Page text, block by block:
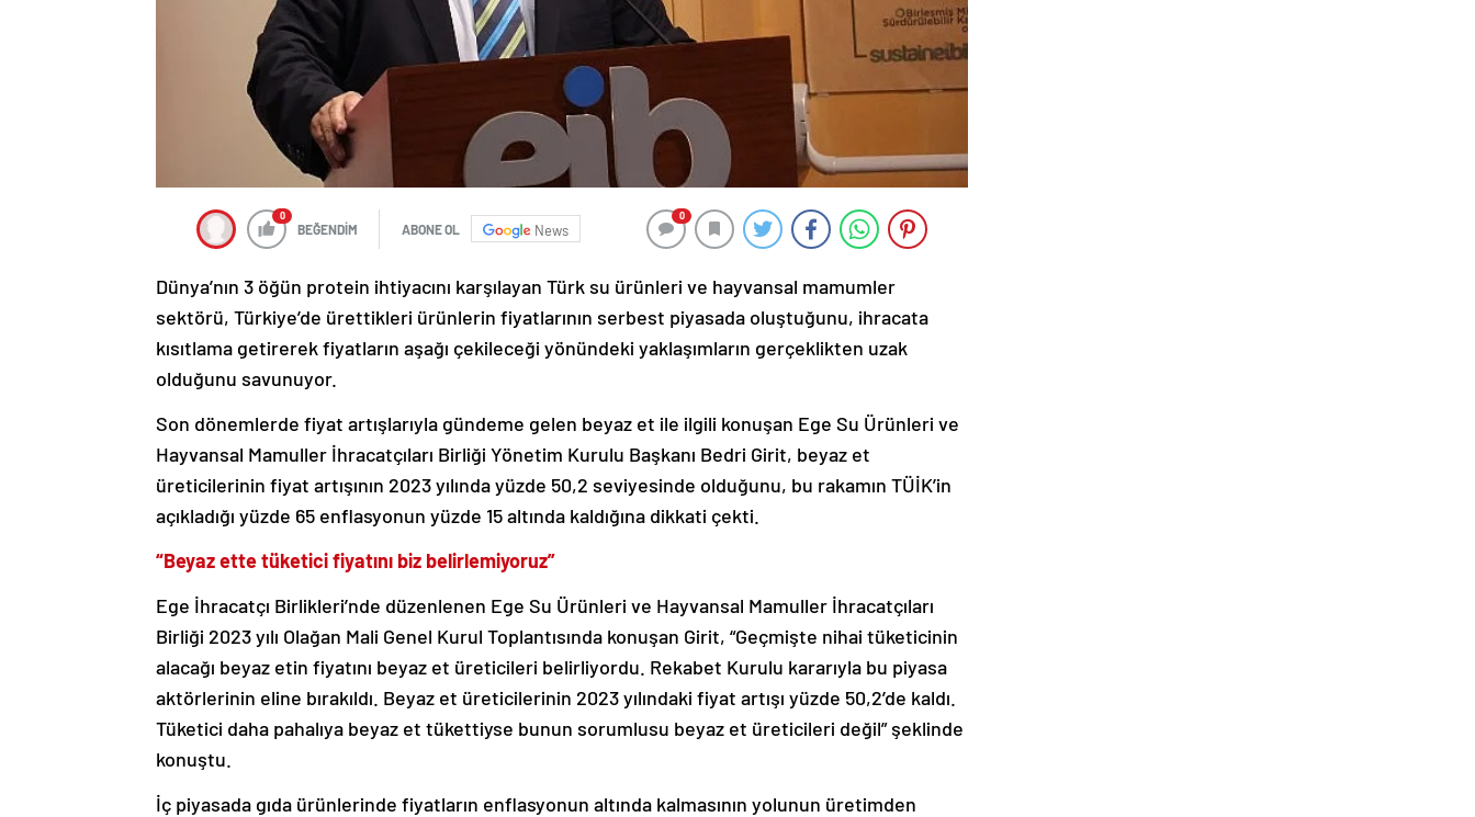
0
BEĞENDİM ABONE OL News
0
Dünya’nın 3 öğün protein ihtiyacını karşılayan Türk su ürünleri ve hayvansal mamumler
sektörü, Türkiye’de ürettikleri ürünlerin fiyatlarının serbest piyasada oluştuğunu, ihracata
kısıtlama getirerek fiyatların aşağı çekileceği yönündeki yaklaşımların gerçeklikten uzak
olduğunu savunuyor.
Son dönemlerde fiyat artışlarıyla gündeme gelen beyaz et ile ilgili konuşan Ege Su Ürünleri ve
Hayvansal Mamuller İhracatçıları Birliği Yönetim Kurulu Başkanı Bedri Girit, beyaz et
üreticilerinin fiyat artışının 2023 yılında yüzde 50,2 seviyesinde olduğunu, bu rakamın TÜİK’in
açıkladığı yüzde 65 enflasyonun yüzde 15 altında kaldığına dikkati çekti.
“Beyaz ette tüketici fiyatını biz belirlemiyoruz”
Ege İhracatçı Birlikleri’nde düzenlenen Ege Su Ürünleri ve Hayvansal Mamuller İhracatçıları
Birliği 2023 yılı Olağan Mali Genel Kurul Toplantısında konuşan Girit, “Geçmişte nihai tüketicinin
alacağı beyaz etin fiyatını beyaz et üreticileri belirliyordu. Rekabet Kurulu kararıyla bu piyasa
aktörlerinin eline bırakıldı. Beyaz et üreticilerinin 2023 yılındaki fiyat artışı yüzde 50,2’de kaldı.
Tüketici daha pahalıya beyaz et tükettiyse bunun sorumlusu beyaz et üreticileri değil” şeklinde
konuştu.
İç piyasada gıda ürünlerinde fiyatların enflasyonun altında kalmasının yolunun üretimden